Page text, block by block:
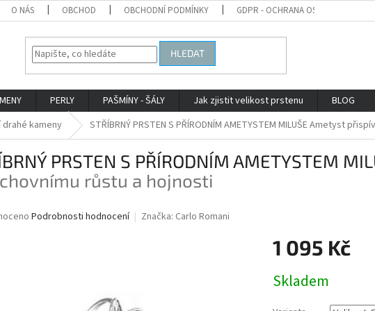
O NÁS OBCHOD OBCHODNÍ PODMÍNKY GDPR - OCHRANA OSOBNÍCH ÚDAJŮ
HLEDAT
PERLY PAŠMÍNY - ŠÁLY Jak zjistit velikost prstenu
BLOG
kameny STŘÍBRNÝ PRSTEN S PŘÍRODNÍM AMETYSTEM MILUŠEAmetyst
PRSTEN S PŘÍRODNÍM AMETYSTEM
růstu a hojnosti
Podrobnosti hodnocení Značka: Carlo Romani
1 095 Kč
cena:
Skladem